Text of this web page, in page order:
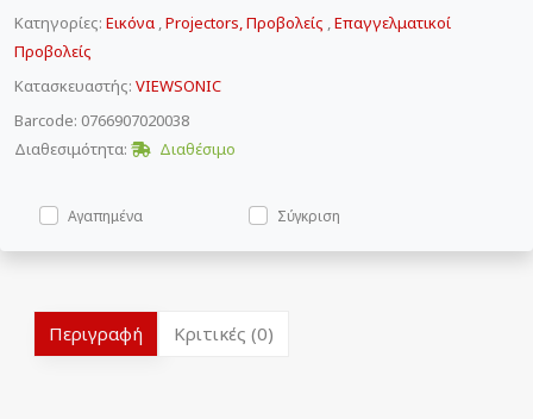
Κατηγορίες: Εικόνα ,Projectors, Προβολείς ,Επαγγελματικοί
Προβολείς
Κατασκευαστής: VIEWSONIC
Barcode: 0766907020038
Διαθεσιμότητα:
Διαθέσιμο
Αγαπημένα Σύγκριση
Περιγραφή Κριτικές (0)